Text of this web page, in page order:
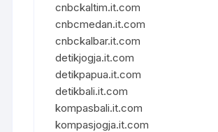
cnbckaltim.it.com
cnbcmedan.it.com
cnbckalbar.it.com
detikjogja.it.com
detikpapua.it.com
detikbali.it.com
kompasbali.it.com
kompasjogja.it.com